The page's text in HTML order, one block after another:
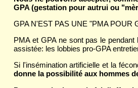
GPA (gestation pour autrui ou
GPA N'EST PAS UNE "PMA POUR
PMA et GPA ne sont pas le
assistée: les lobbies pro-GPA
Si l'insémination artificielle et la
donne la possibilité aux hommes